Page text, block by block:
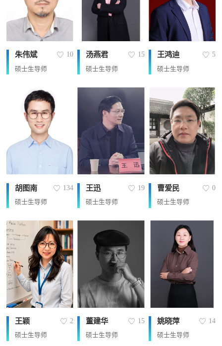
朱伟斌 10
硕士生导师
汤燕君 15
硕士生导师
王鸿迪 5
硕士生导师
胡图南 134
硕士生导师
王迅 19
硕士生导师
曹爱民 0
硕士生导师
王颖 2
硕士生导师
董建华 15
硕士生导师
姚晓萍 14
硕士生导师